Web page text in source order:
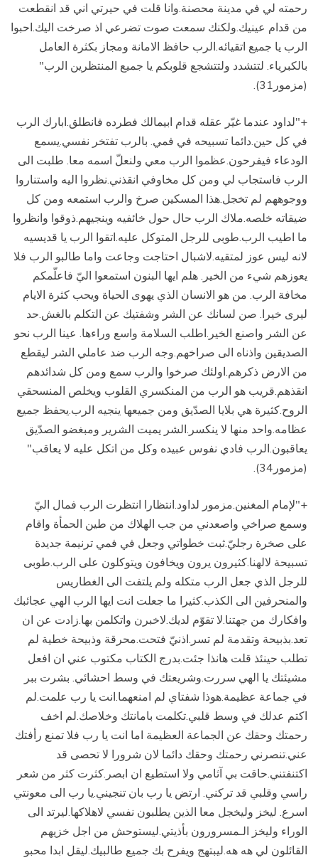
رحمته لي في مدينة محصنة.وانا قلت في حيرتي اني قد انقطعت
من قدام عينيك.ولكنك سمعت صوت تضرعي اذ صرخت اليك.احبوا
الرب يا جميع اتقيائه.الرب حافظ الامانة ومجاز بكثرة العامل
بالكبرياء. لتتشدد ولتتشجع قلوبكم يا جميع المنتظرين الرب"
(مزمور31).
+"لداود عندما غيّر عقله قدام ابيمالك فطرده فانطلق.ابارك الرب
في كل حين.دائما تسبيحه في فمي. بالرب تفتخر نفسي.يسمع
الودعاء فيفرحون.عظموا الرب معي ولنعلّ اسمه معا. طلبت الى
الرب فاستجاب لي ومن كل مخاوفي انقذني.نظروا اليه واستناروا
ووجوههم لم تخجل.هذا المسكين صرخ والرب استمعه ومن كل
ضيقاته خلصه.ملاك الرب حال حول خائفيه وينجيهم.ذوقوا وانظروا
ما اطيب الرب.طوبى للرجل المتوكل عليه.اتقوا الرب يا قديسيه
لانه ليس عوز لمتقيه.لاشبال احتاجت وجاعت واما طالبو الرب فلا
يعوزهم شيء من الخير. هلم ايها البنون استمعوا اليّ فاعلّمكم
مخافة الرب. من هو الانسان الذي يهوى الحياة ويحب كثرة الايام
ليرى خيرا. صن لسانك عن الشر وشفتيك عن التكلم بالغش.حد
عن الشر واصنع الخير.اطلب السلامة واسع وراءها. عينا الرب نحو
الصديقين واذناه الى صراخهم.وجه الرب ضد عاملي الشر ليقطع
من الارض ذكرهم.اولئك صرخوا والرب سمع ومن كل شدائدهم
انقذهم.قريب هو الرب من المنكسري القلوب ويخلص المنسحقي
الروح.كثيرة هي بلايا الصدّيق ومن جميعها ينجيه الرب.يحفظ جميع
عظامه.واحد منها لا ينكسر .الشر يميت الشرير ومبغضو الصدّيق
يعاقبون.الرب فادي نفوس عبيده وكل من اتكل عليه لا يعاقب"
(مزمور34).
+"لإمام المغنين.مزمور لداود.انتظارا انتظرت الرب فمال اليّ
وسمع صراخي واصعدني من جب الهلاك من طين الحمأة واقام
على صخرة رجليّ.ثبت خطواتي وجعل في فمي ترنيمة جديدة
تسبيحة لالهنا.كثيرون يرون ويخافون ويتوكلون على الرب.طوبى
للرجل الذي جعل الرب متكله ولم يلتفت الى الغطاريس
والمنحرفين الى الكذب.كثيرا ما جعلت انت ايها الرب الهي عجائبك
وافكارك من جهتنا.لا تقوّم لديك.لاخبرن واتكلمن بها.زادت عن ان
تعد.بذبيحة وتقدمة لم تسر.اذنيّ فتحت.محرقة وذبيحة خطية لم
تطلب حينئذ قلت هانذا جئت.بدرج الكتاب مكتوب عني ان افعل
مشيئتك يا الهي سررت.وشريعتك في وسط احشائي. بشرت ببر
في جماعة عظيمة.هوذا شفتاي لم امنعهما.انت يا رب علمت.لم
اكتم عدلك في وسط قلبي.تكلمت بامانتك وخلاصك.لم اخف
رحمتك وحقك عن الجماعة العظيمة اما انت يا رب فلا تمنع رأفتك
عني.تنصرني رحمتك وحقك دائما لان شرورا لا تحصى قد
اكتنفتني.حاقت بي آثامي ولا استطيع ان ابصر.كثرت كثر من شعر
راسي وقلبي قد تركني. ارتض يا رب بان تنجيني.يا رب الى معونتي
اسرع. ليخز وليخجل معا الذين يطلبون نفسي لاهلاكها.ليرتد الى
الوراء وليخز الـمسرورون بأذيتي.ليستوحش من اجل خزيهم
القائلون لي هه هه.ليبتهج ويفرح بك جميع طالبيك.ليقل ابدا محبو